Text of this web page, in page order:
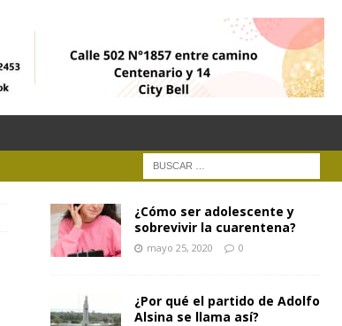
¿Cómo ser adolescente y
sobrevivir la cuarentena?
mayo 25, 2020 0
¿Por qué el partido de Adolfo
Alsina se llama así?